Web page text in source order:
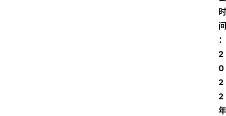
时
间
：
2
0
2
2
年